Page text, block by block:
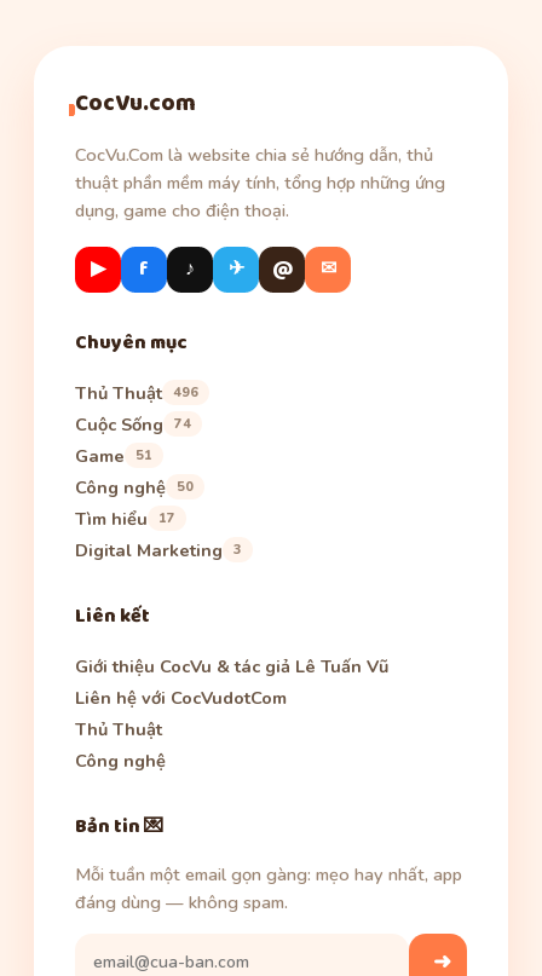
CocVu.com
CocVu.Com là website chia sẻ hướng dẫn, thủ
thuật phần mềm máy tính, tổng hợp những ứng
dụng, game cho điện thoại.
▶ f ♪ ✈ @ ✉
Chuyên mục
Thủ Thuật 496
Cuộc Sống 74
Game 51
Công nghệ 50
Tìm hiểu 17
Digital Marketing 3
Liên kết
Giới thiệu CocVu & tác giả Lê Tuấn Vũ
Liên hệ với CocVudotCom
Thủ Thuật
Công nghệ
Bản tin 💌
Mỗi tuần một email gọn gàng: mẹo hay nhất, app
đáng dùng — không spam.
➜